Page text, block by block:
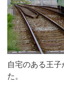
自宅のある王
た。